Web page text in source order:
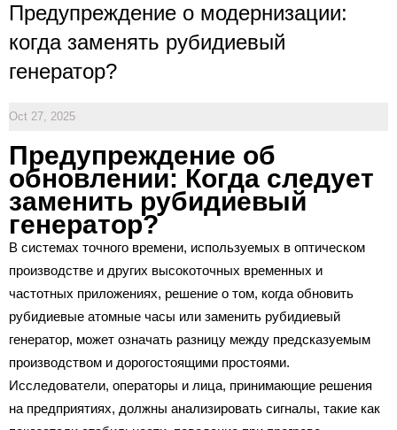
Предупреждение о модернизации:
когда заменять рубидиевый
генератор?
Oct 27, 2025
Предупреждение об
обновлении: Когда следует
заменить рубидиевый
генератор?
В системах точного времени, используемых в оптическом
производстве и других высокоточных временных и
частотных приложениях, решение о том, когда обновить
рубидиевые атомные часы или заменить рубидиевый
генератор, может означать разницу между предсказуемым
производством и дорогостоящими простоями.
Исследователи, операторы и лица, принимающие решения
на предприятиях, должны анализировать сигналы, такие как